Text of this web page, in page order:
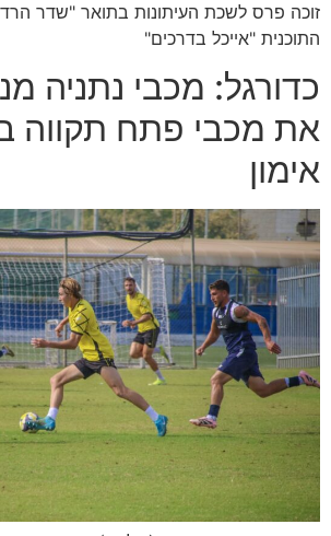
זוכה פרס לשכת העיתונות בתואר "שדר
התוכנית "אייכל בדרכים"
את מכבי פתח תקווה
אימון